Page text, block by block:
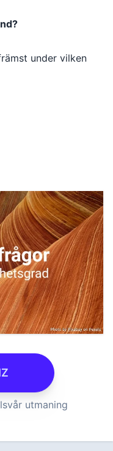
under vilken
utmaning